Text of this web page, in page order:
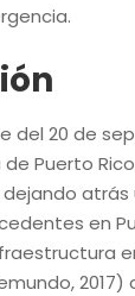
del 20 de
Puerto
dejando
en